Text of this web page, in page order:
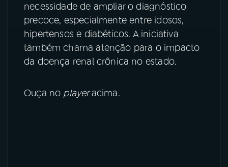
necessidade de ampliar o diagnóstico
precoce, especialmente entre idosos,
hipertensos e diabéticos. A iniciativa
também chama atenção para o impacto
da doença renal crônica no estado.
Ouça no playeracima.